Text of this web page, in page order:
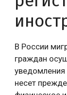
В России
граждан
уведомления
несет